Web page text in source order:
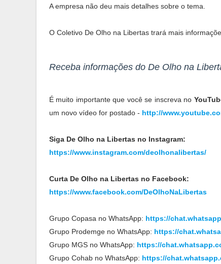
A empresa não deu mais detalhes sobre o tema.
O Coletivo De Olho na Libertas trará mais
Receba informações do De Olho na
É muito importante que você se inscreva no
um novo vídeo for postado - http://
Siga De Olho na Libertas no Instagram:
https://www.instagram.com/deolhonalibertas/
Curta De Olho na Libertas no Facebook:
https://www.facebook.com/DeOlhoNaLibertas
Grupo Copasa no WhatsApp: https://
Grupo Prodemge no WhatsApp: https://
Grupo MGS no WhatsApp: https://
Grupo Cohab no WhatsApp: https://